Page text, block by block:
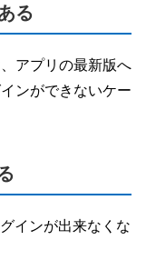
る
アプリの最新版へ
ンができないケー
インが出来なくな